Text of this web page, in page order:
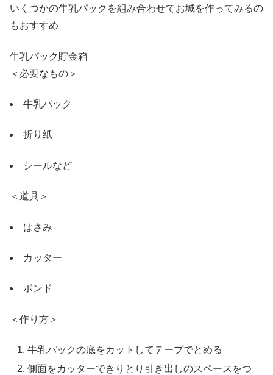
いくつかの牛乳パックを組み合わせてお城を作ってみるの
もおすすめ
牛乳パック貯金箱
＜必要なもの＞
牛乳パック
折り紙
シールなど
＜道具＞
はさみ
カッター
ボンド
＜作り方＞
牛乳パックの底をカットしてテープでとめる
側面をカッターできりとり引き出しのスペースをつ